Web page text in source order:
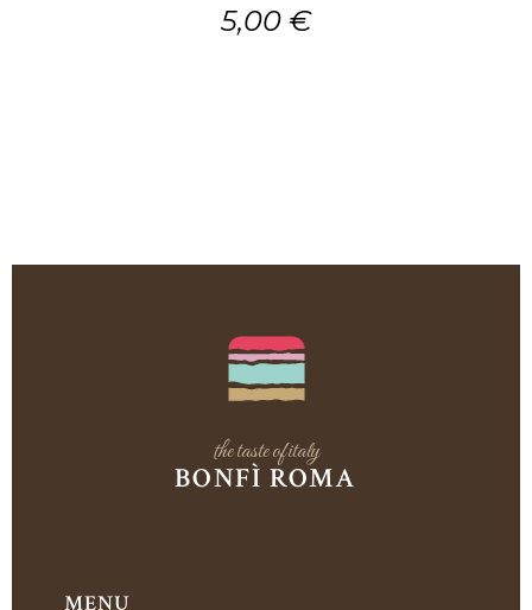
5,00 €
the taste of italy
BONFÌ ROMA
MENU